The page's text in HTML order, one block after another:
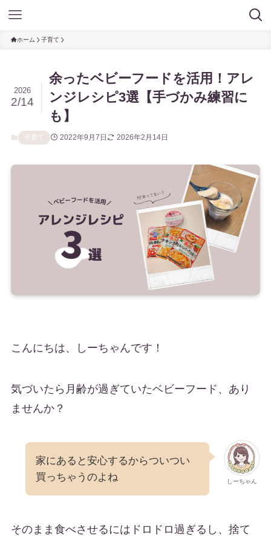
ホーム 子育て
余ったベビーフードを活用！アレ
ンジレシピ3選【手づかみ練習に
も】
2026
2/14
子育て 2022年9月7日 2026年2月14日
こんにちは、しーちゃんです！
気づいたら月齢が過ぎていたベビーフード、あり
ませんか？
しーちゃん
家にあると安心するからついつい
買っちゃうのよね
そのまま食べさせるにはドロドロ過ぎるし、捨て